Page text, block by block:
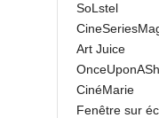
SoLstel
Art Juice
CinéMarie
Fenêtre sur